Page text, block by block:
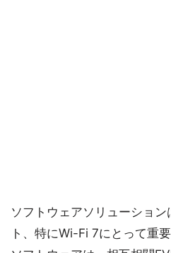
ソフトウェアソリューショ
ト、特にWi-Fi 7にとって重